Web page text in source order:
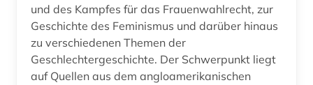
großbritannien (8)
gus (1)
handel (6)
und des Kampfes für das Frauenwahlrecht, zur
Geschichte des Feminismus und darüber hinaus
zu verschiedenen Themen der
Geschlechtergeschichte. Der Schwerpunkt liegt
auf Quellen aus dem angloamerikanischen